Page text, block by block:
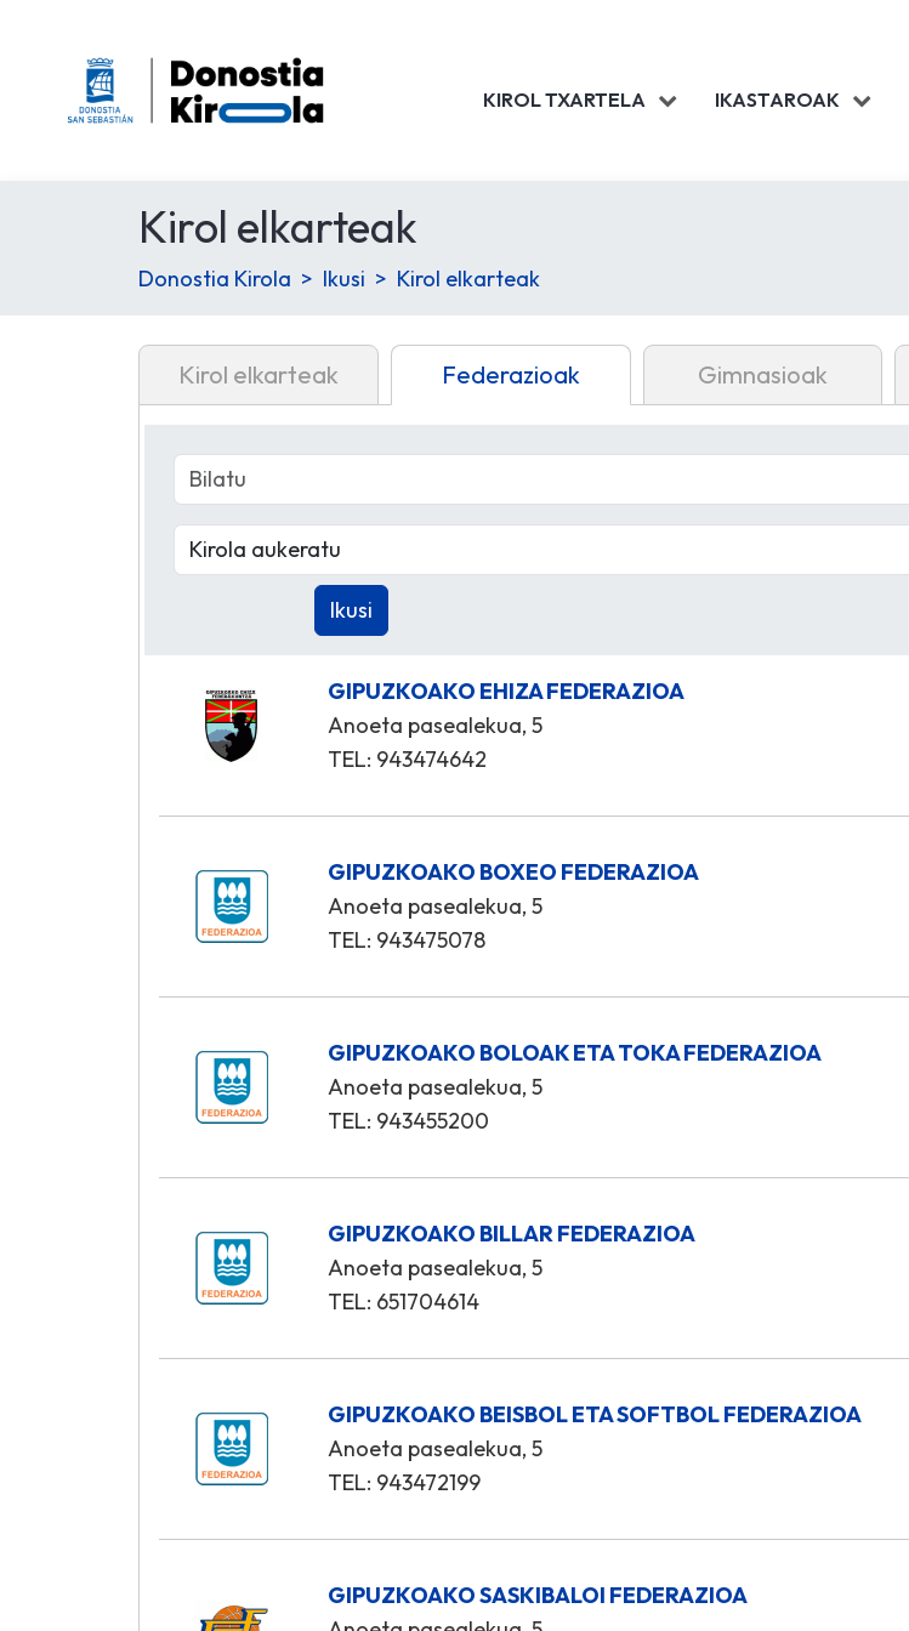
KIROL TXARTELA IKASTAROAK
Kirol elkarteak
Donostia Kirola Ikusi Kirol elkarteak
Kirol elkarteak Federazioak Gimnasioak
GIPUZKOAKO EHIZA FEDERAZIOA
Anoeta pasealekua, 5
TEL: 943474642
GIPUZKOAKO BOXEO FEDERAZIOA
Anoeta pasealekua, 5
TEL: 943475078
GIPUZKOAKO BOLOAK ETA TOKA FEDERAZIOA
Anoeta pasealekua, 5
TEL: 943455200
GIPUZKOAKO BILLAR FEDERAZIOA
Anoeta pasealekua, 5
TEL: 651704614
GIPUZKOAKO BEISBOL ETA SOFTBOL FEDERAZIOA
Anoeta pasealekua, 5
TEL: 943472199
GIPUZKOAKO SASKIBALOI FEDERAZIOA